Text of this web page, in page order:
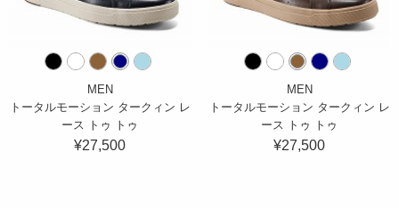
MEN
トータルモーション タークィン レ
ース トゥ トゥ
¥27,500
MEN
トータルモーション タークィン レ
ース トゥ トゥ
¥27,500